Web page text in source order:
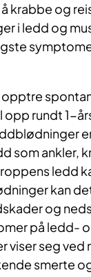
krabbe og
i ledd og
opptre
opp rundt 1-
som ankler,
ledd
kan
og
på ledd-
viser seg ved
smerte